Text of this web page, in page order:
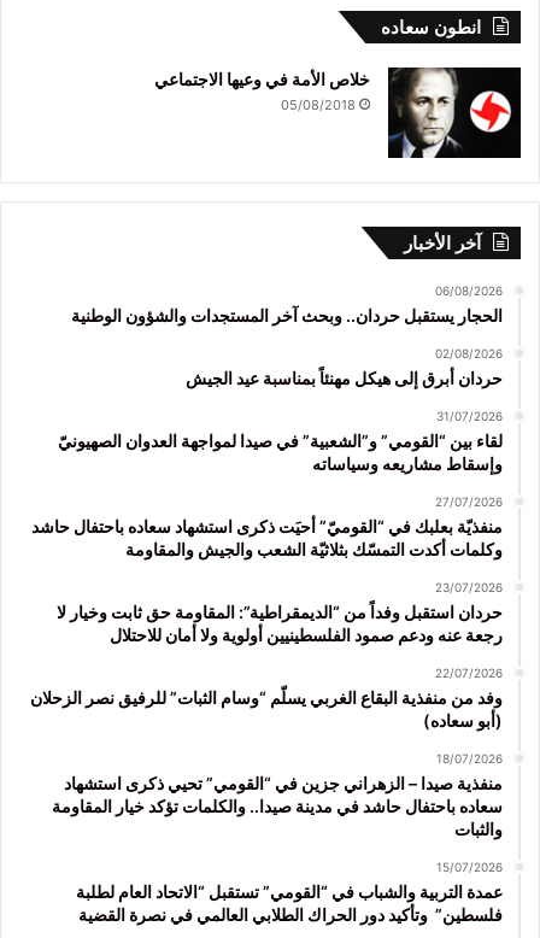
انطون سعاده
خلاص الأمة في وعيها الاجتماعي
05/08/2018
آخر الأخبار
06/08/2026
الحجار يستقبل حردان.. وبحث آخر المستجدات والشؤون الوطنية
02/08/2026
حردان أبرق إلى هيكل مهنئاً بمناسبة عيد الجيش
31/07/2026
لقاء بين “القومي” و”الشعبية” في صيدا لمواجهة العدوان الصهيونيّ
وإسقاط مشاريعه وسياساته
27/07/2026
منفذيّة بعلبك في “القوميّ” أحيَت ذكرى استشهاد سعاده باحتفال حاشد
وكلمات أكدت التمسّك بثلاثيّة الشعب والجيش والمقاومة
23/07/2026
حردان استقبل وفداً من “الديمقراطية”: المقاومة حق ثابت وخيار لا
رجعة عنه ودعم صمود الفلسطينيين أولوية ولا أمان للاحتلال
22/07/2026
وفد من منفذية البقاع الغربي يسلّم “وسام الثبات” للرفيق نصر الزحلان
(أبو سعاده)
18/07/2026
منفذية صيدا – الزهراني جزين في “القومي” تحيي ذكرى استشهاد
سعاده باحتفال حاشد في مدينة صيدا.. والكلمات تؤكد خيار المقاومة
والثبات
15/07/2026
عمدة التربية والشباب في “القومي” تستقبل “الاتحاد العام لطلبة
فلسطين” وتأكيد دور الحراك الطلابي العالمي في نصرة القضية